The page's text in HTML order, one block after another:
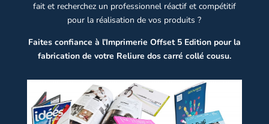
fait et recherchez un professionnel réactif et compétitif
pour la réalisation de vos produits ?
Faites confiance à l’Imprimerie Offset 5 Edition pour la
fabrication de votre Reliure dos carré collé cousu.